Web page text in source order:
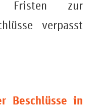
Fristen zur
verpasst
Beschlüsse in